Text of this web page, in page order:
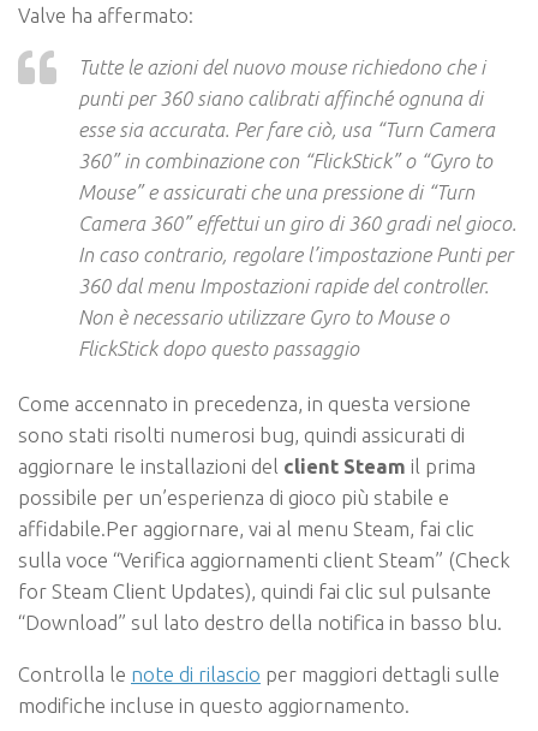
Valve ha affermato:
Tutte le azioni del nuovo mouse richiedono che i
punti per 360 siano calibrati affinché ognuna di
esse sia accurata. Per fare ciò, usa “Turn Camera
360” in combinazione con “FlickStick” o “Gyro to
Mouse” e assicurati che una pressione di “Turn
Camera 360” effettui un giro di 360 gradi nel gioco.
In caso contrario, regolare l’impostazione Punti per
360 dal menu Impostazioni rapide del controller.
Non è necessario utilizzare Gyro to Mouse o
FlickStick dopo questo passaggio
Come accennato in precedenza, in questa versione
sono stati risolti numerosi bug, quindi assicurati di
aggiornare le installazioni del client Steam il prima
possibile per un’esperienza di gioco più stabile e
affidabile.Per aggiornare, vai al menu Steam, fai clic
sulla voce “Verifica aggiornamenti client Steam” (Check
for Steam Client Updates), quindi fai clic sul pulsante
“Download” sul lato destro della notifica in basso blu.
Controlla le note di rilascio per maggiori dettagli sulle
modifiche incluse in questo aggiornamento.